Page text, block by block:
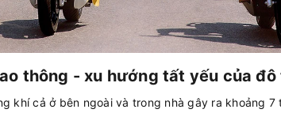
thông - xu hướng tất yếu của đô
khí cả ở bên ngoài và trong nhà gây ra khoảng